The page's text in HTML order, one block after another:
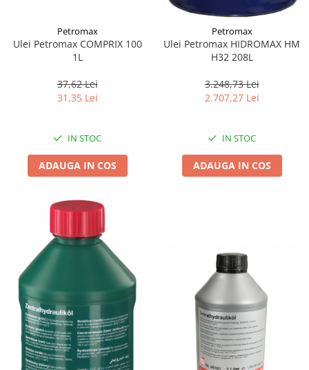
Petromax
Ulei Petromax COMPRIX 100
1L
37,62 Lei
31,35 Lei
IN STOC
ADAUGA IN COS
Petromax
Ulei Petromax HIDROMAX HM
H32 208L
3.248,73 Lei
2.707,27 Lei
IN STOC
ADAUGA IN COS